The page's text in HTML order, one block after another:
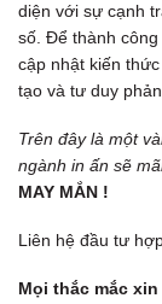
diện với sự cạnh
số. Để thành
cập nhật kiến
tạo và tư duy phản
Trên đây là một
ngành in ấn sẽ
MAY MẮN !
Liên hệ đầu tư
Mọi thắc mắc